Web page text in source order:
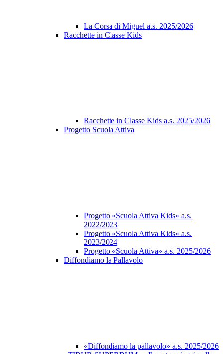
La Corsa di Miguel a.s. 2025/2026
Racchette in Classe Kids
Racchette in Classe Kids a.s. 2025/2026
Progetto Scuola Attiva
Progetto «Scuola Attiva Kids» a.s.
2022/2023
Progetto «Scuola Attiva Kids» a.s.
2023/2024
Progetto «Scuola Attiva» a.s. 2025/2026
Diffondiamo la Pallavolo
«Diffondiamo la pallavolo» a.s. 2025/2026